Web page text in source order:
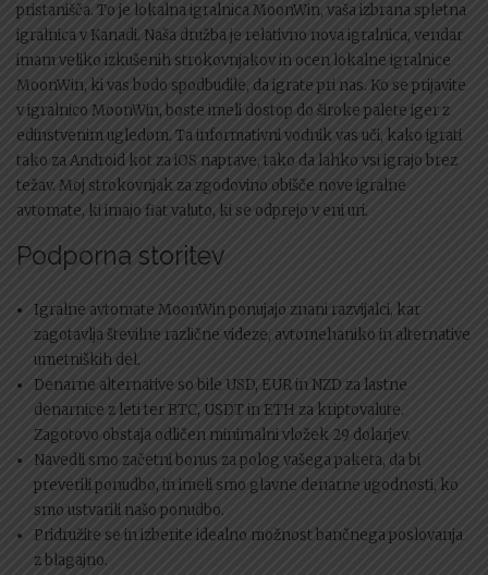
pristanišča. To je lokalna igralnica MoonWin, vaša izbrana spletna
igralnica v Kanadi. Naša družba je relativno nova igralnica, vendar
imam veliko izkušenih strokovnjakov in ocen lokalne igralnice
MoonWin, ki vas bodo spodbudile, da igrate pri nas. Ko se prijavite
v igralnico MoonWin, boste imeli dostop do široke palete iger z
edinstvenim ugledom. Ta informativni vodnik vas uči, kako igrati
tako za Android kot za iOS naprave, tako da lahko vsi igrajo brez
težav. Moj strokovnjak za zgodovino obišče nove igralne
avtomate, ki imajo fiat valuto, ki se odprejo v eni uri.
Podporna storitev
Igralne avtomate MoonWin ponujajo znani razvijalci, kar
zagotavlja številne različne videze, avtomehaniko in alternative
umetniških del.
Denarne alternative so bile USD, EUR in NZD za lastne
denarnice z leti ter BTC, USDT in ETH za kriptovalute.
Zagotovo obstaja odličen minimalni vložek 29 dolarjev.
Navedli smo začetni bonus za polog vašega paketa, da bi
preverili ponudbo, in imeli smo glavne denarne ugodnosti, ko
smo ustvarili našo ponudbo.
Pridružite se in izberite idealno možnost bančnega poslovanja
z blagajno.